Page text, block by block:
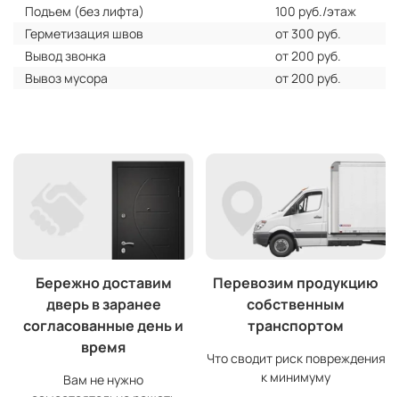
Подъем (без лифта)
100 руб./этаж
Герметизация швов
от 300 руб.
Вывод звонка
от 200 руб.
Вывоз мусора
от 200 руб.
Бережно доставим
дверь в заранее
согласованные день и
время
Вам не нужно
Перевозим продукцию
собственным
транспортом
Что сводит риск повреждения
к минимуму